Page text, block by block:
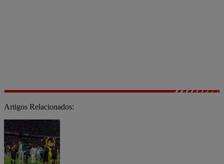
Artigos Relacionados: